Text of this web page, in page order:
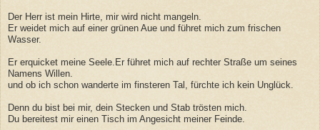
Der Herr ist mein Hirte, mir wird nicht mangeln.
Er weidet mich auf einer grünen Aue und führet mich zum frischen
Wasser.
Er erquicket meine Seele.Er führet mich auf rechter Straße um seines
Namens Willen.
und ob ich schon wanderte im finsteren Tal, fürchte ich kein Unglück.
Denn du bist bei mir, dein Stecken und Stab trösten mich.
Du bereitest mir einen Tisch im Angesicht meiner Feinde.